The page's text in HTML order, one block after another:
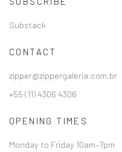
Substack
CONTACT
zipper@zippergaleria.com.br
+55 (11) 4306 4306
OPENING TIMES
Monday to Friday 10am–7pm